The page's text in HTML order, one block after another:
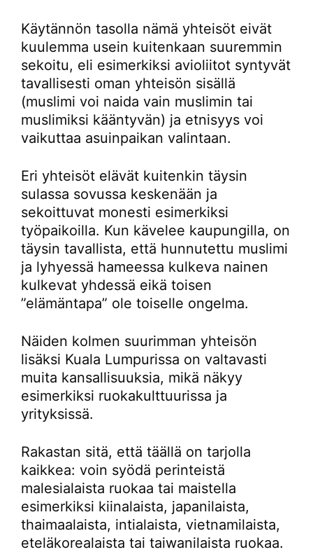
Käytännön tasolla nämä yhteisöt eivät
kuulemma usein kuitenkaan suuremmin
sekoitu, eli esimerkiksi avioliitot syntyvät
tavallisesti oman yhteisön sisällä
(muslimi voi naida vain muslimin tai
muslimiksi kääntyvän) ja etnisyys voi
vaikuttaa asuinpaikan valintaan.
Eri yhteisöt elävät kuitenkin täysin
sulassa sovussa keskenään ja
sekoittuvat monesti esimerkiksi
työpaikoilla. Kun kävelee kaupungilla, on
täysin tavallista, että hunnutettu muslimi
ja lyhyessä hameessa kulkeva nainen
kulkevat yhdessä eikä toisen
”elämäntapa” ole toiselle ongelma.
Näiden kolmen suurimman yhteisön
lisäksi Kuala Lumpurissa on valtavasti
muita kansallisuuksia, mikä näkyy
esimerkiksi ruokakulttuurissa ja
yrityksissä.
Rakastan sitä, että täällä on tarjolla
kaikkea: voin syödä perinteistä
malesialaista ruokaa tai maistella
esimerkiksi kiinalaista, japanilaista,
thaimaalaista, intialaista, vietnamilaista,
eteläkorealaista tai taiwanilaista ruokaa.